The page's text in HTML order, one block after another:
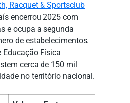
Racquet & Sportsclub
encerrou 2025 com
e ocupa a segunda
de estabelecimentos.
Educação Física
cerca de 150 mil
no território nacional.